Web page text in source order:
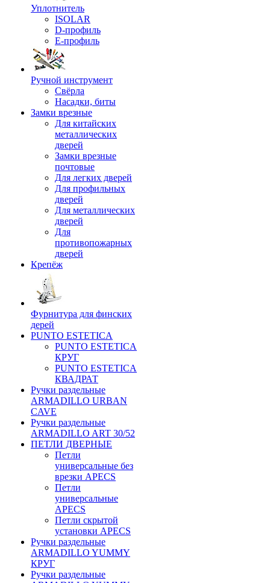
Уплотнитель
ISOLAR
D-профиль
Е-профиль
Ручной инструмент
Свёрла
Насадки, биты
Замки врезные
Для китайских
металлических
дверей
Замки врезные
почтовые
Для легких дверей
Для профильных
дверей
Для металлических
дверей
Для
противопожарных
дверей
Крепёж
Фурнитура для финских
дерей
PUNTO ESTETICA
PUNTO ESTETICA
КРУГ
PUNTO ESTETICA
КВАДРАТ
Ручки раздельные
ARMADILLO URBAN
CAVE
Ручки раздельные
ARMADILLO ART 30/52
ПЕТЛИ ДВЕРНЫЕ
Петли
универсальные без
врезки APECS
Петли
универсальные
APECS
Петли скрытой
установки APECS
Ручки раздельные
ARMADILLO YUMMY
КРУГ
Ручки раздельные